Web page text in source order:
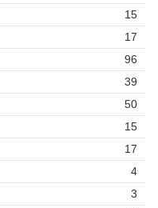
15
17
96
39
50
15
17
4
3